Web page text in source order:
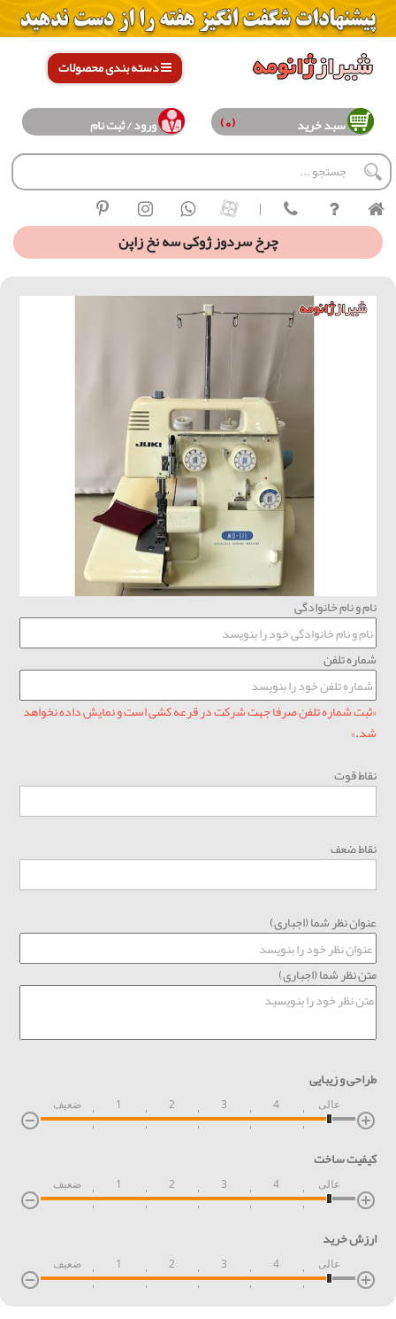
دسته بندی محصولات
سبد خرید (0) ورود / ثبت نام
|
چرخ سردوز ژوکی سه نخ زاپن
نام و نام خانوادگی
شماره تلفن
«ثبت شماره تلفن صرفا جهت شرکت در قرعه کشی است و نمایش داده نخواهد
شد.»
نقاط قوت
نقاط ضعف
عنوان نظر شما (اجباری)
متن نظر شما (اجباری)
طراحی و زیبایی
ضعیف 1 2 3 4 عالی
کیفیت ساخت
ضعیف 1 2 3 4 عالی
ارزش خرید
ضعیف 1 2 3 4 عالی